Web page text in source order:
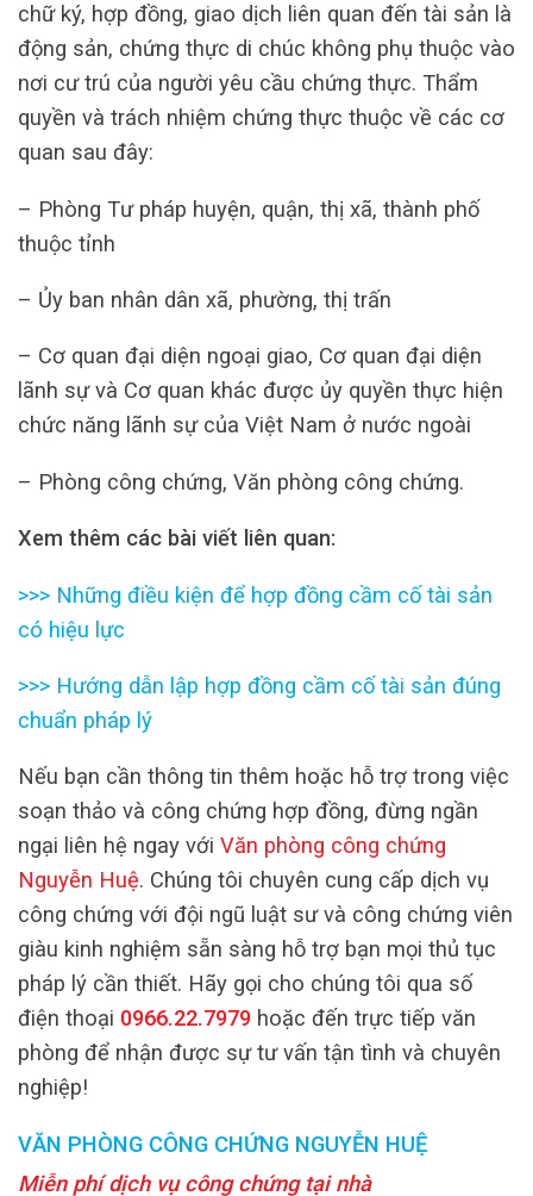
chữ ký, hợp đồng, giao dịch liên quan đến tài sản là
động sản, chứng thực di chúc không phụ thuộc vào
nơi cư trú của người yêu cầu chứng thực. Thẩm
quyền và trách nhiệm chứng thực thuộc về các cơ
quan sau đây:
– Phòng Tư pháp huyện, quận, thị xã, thành phố
thuộc tỉnh
– Ủy ban nhân dân xã, phường, thị trấn
– Cơ quan đại diện ngoại giao, Cơ quan đại diện
lãnh sự và Cơ quan khác được ủy quyền thực hiện
chức năng lãnh sự của Việt Nam ở nước ngoài
– Phòng công chứng, Văn phòng công chứng.
Xem thêm các bài viết liên quan:
>>> Những điều kiện để hợp đồng cầm cố tài sản
có hiệu lực
>>> Hướng dẫn lập hợp đồng cầm cố tài sản đúng
chuẩn pháp lý
Nếu bạn cần thông tin thêm hoặc hỗ trợ trong việc
soạn thảo và công chứng hợp đồng, đừng ngần
ngại liên hệ ngay với Văn phòng công chứng
Nguyễn Huệ. Chúng tôi chuyên cung cấp dịch vụ
công chứng với đội ngũ luật sư và công chứng viên
giàu kinh nghiệm sẵn sàng hỗ trợ bạn mọi thủ tục
pháp lý cần thiết. Hãy gọi cho chúng tôi qua số
điện thoại 0966.22.7979 hoặc đến trực tiếp văn
phòng để nhận được sự tư vấn tận tình và chuyên
nghiệp!
VĂN PHÒNG CÔNG CHỨNG NGUYỄN HUỆ
Miễn phí dịch vụ công chứng tại nhà